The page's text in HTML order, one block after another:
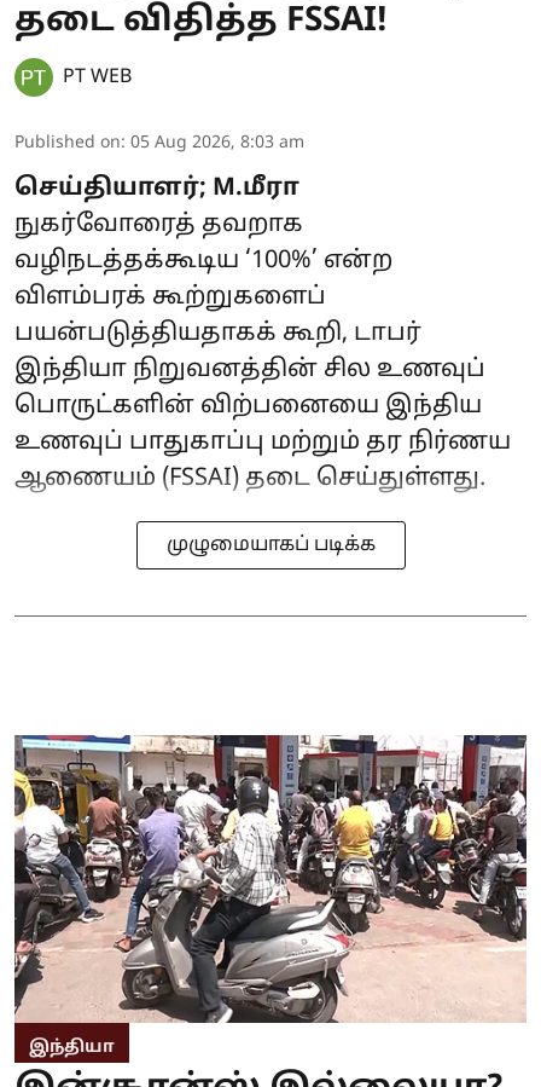
தடை விதித்த FSSAI!
PT WEB
Published on: 05 Aug 2026, 8:03 am
செய்தியாளர்; M.மீரா
நுகர்வோரைத் தவறாக
வழிநடத்தக்கூடிய ‘100%’ என்ற
விளம்பரக் கூற்றுகளைப்
பயன்படுத்தியதாகக் கூறி, டாபர்
இந்தியா நிறுவனத்தின் சில உணவுப்
பொருட்களின் விற்பனையை இந்திய
உணவுப் பாதுகாப்பு மற்றும் தர நிர்ணய
ஆணையம் (FSSAI) தடை செய்துள்ளது.
முழுமையாகப் படிக்க
இந்தியா